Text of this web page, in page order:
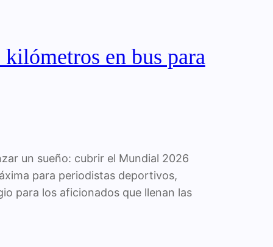
en bus para
un sueño: cubrir el Mundial 2026
para periodistas deportivos,
para los aficionados que llenan las